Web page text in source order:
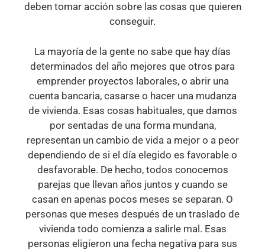
deben tomar acción sobre las cosas que quieren
conseguir.
La mayoría de la gente no sabe que hay días
determinados del año mejores que otros para
emprender proyectos laborales, o abrir una
cuenta bancaria, casarse o hacer una mudanza
de vivienda. Esas cosas habituales, que damos
por sentadas de una forma mundana,
representan un cambio de vida a mejor o a peor
dependiendo de si el día elegido es favorable o
desfavorable. De hecho, todos conocemos
parejas que llevan años juntos y cuando se
casan en apenas pocos meses se separan. O
personas que meses después de un traslado de
vivienda todo comienza a salirle mal. Esas
personas eligieron una fecha negativa para sus